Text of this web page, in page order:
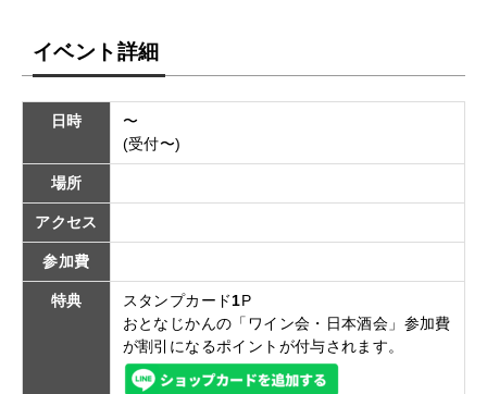
イベント詳細
日時
〜
(受付〜)
場所
アクセス
参加費
特典 スタンプカード1P
おとなじかんの「ワイン会・日本酒会」参加費
が割引になるポイントが付与されます。